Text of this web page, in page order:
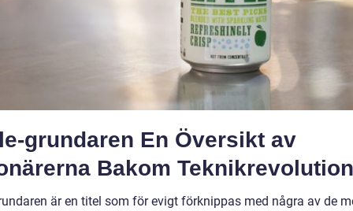
grundaren En Översikt av
Bakom
är en titel som för evigt förknippas med några av de